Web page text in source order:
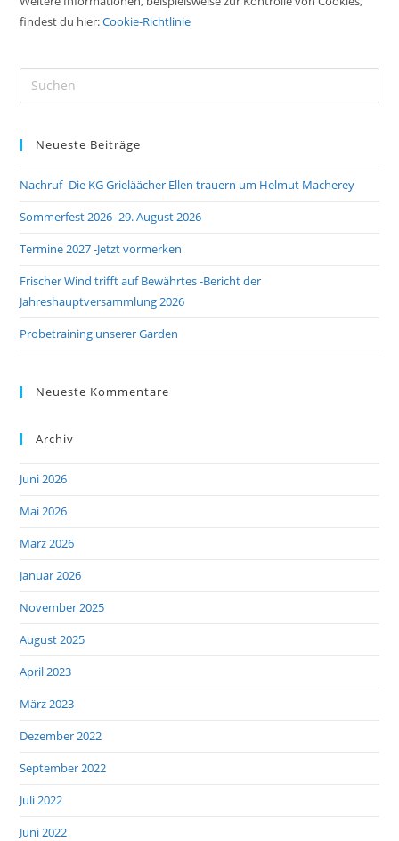
findest du hier:Cookie-Richtlinie
Neueste Beiträge
Nachruf -Die KG Grieläächer Ellen trauern um Helmut Macherey
Sommerfest 2026 -29. August 2026
Termine 2027 -Jetzt vormerken
Frischer Wind trifft auf Bewährtes -Bericht der
Jahreshauptversammlung 2026
Probetraining unserer Garden
Neueste Kommentare
Archiv
Juni 2026
Mai 2026
März 2026
Januar 2026
November 2025
August 2025
April 2023
März 2023
Dezember 2022
September 2022
Juli 2022
Juni 2022